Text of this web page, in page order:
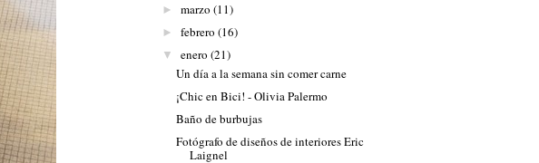
► marzo (11)
► febrero (16)
▼ enero (21)
Un día a la semana sin comer carne
¡Chic en Bici! - Olivia Palermo
Baño de burbujas
Fotógrafo de diseños de interiores Eric
Laignel